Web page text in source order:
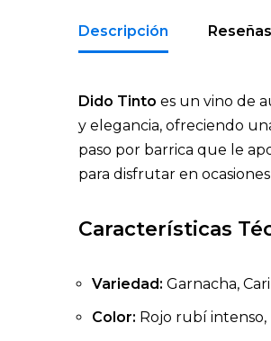
Descripción
Dido Tinto es un vino de
y elegancia, ofreciendo
paso por barrica que le
para disfrutar en
Características
Variedad: Garnacha,
Color: Rojo rubí